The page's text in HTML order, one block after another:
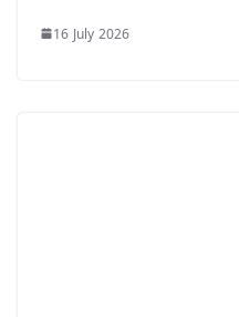
16 July 2026